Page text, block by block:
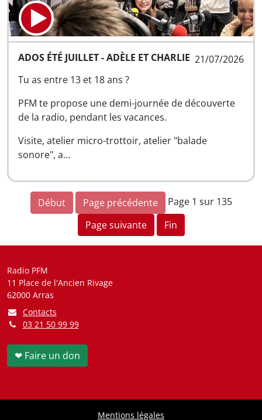
21/07/2026
ADOS ÉTÉ JUILLET - ADÈLE ET CHARLIE
Tu as entre 13 et 18 ans ?
PFM te propose une demi-journée de découverte
de la radio, pendant les vacances.
Visite, atelier micro-trottoir, atelier "balade
sonore", a…
Début Page précédente
Page 1 sur 135
Page suivante
Fin
Radio PFM
11 Place de l'Ancien Rivage
62000 Arras
Contacts
03 21 50 99 99
❤ Faire un don
Mentions légales